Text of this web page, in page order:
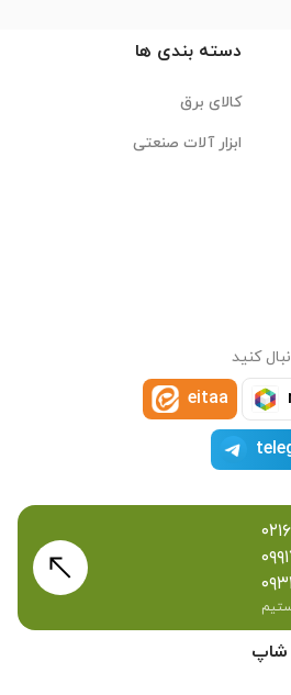
شاپ
دسته بندی ها
کالای برق
ابزار آلات صنعتی
کنید
eitaa